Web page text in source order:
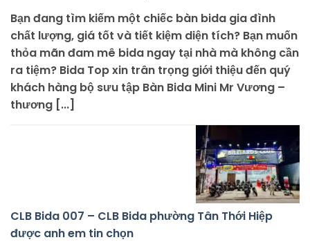
Bạn đang tìm kiếm một chiếc bàn bida gia đình
chất lượng, giá tốt và tiết kiệm diện tích? Bạn muốn
thỏa mãn đam mê bida ngay tại nhà mà không cần
ra tiệm? Bida Top xin trân trọng giới thiệu đến quý
khách hàng bộ sưu tập Bàn Bida Mini Mr Vương –
thương [...]
CLB Bida 007 – CLB Bida phường Tân Thới Hiệp
được anh em tin chọn